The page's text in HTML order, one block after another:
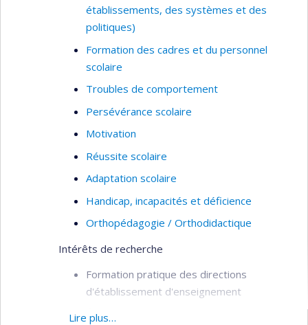
établissements, des systèmes et des
politiques)
Formation des cadres et du personnel
scolaire
Troubles de comportement
Persévérance scolaire
Motivation
Réussite scolaire
Adaptation scolaire
Handicap, incapacités et déficience
Orthopédagogie / Orthodidactique
Intérêts de recherche
Formation pratique des directions
d'établissement d'enseignement
Écoles efficaces
Lire plus…